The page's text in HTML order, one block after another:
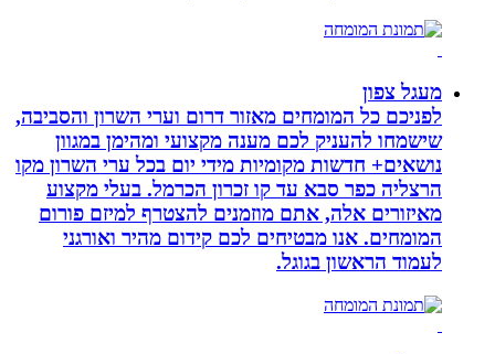
מעגל צפון
לפניכם כל המומחים מאזור דרום וערי השרון והסביבה,
שישמחו להעניק לכם מענה מקצועי ומהימן במגוון
נושאים+ חדשות מקומיות מידי יום בכל ערי השרון מקו
הרצליה כפר סבא עד קו זכרון הכרמל. בעלי מקצוע
מאיזורים אלה, אתם מוזמנים להצטרף למיזם פורום
המומחים. אנו מבטיחים לכם קידום מהיר ואורגני
לעמוד הראשון בגוגל.